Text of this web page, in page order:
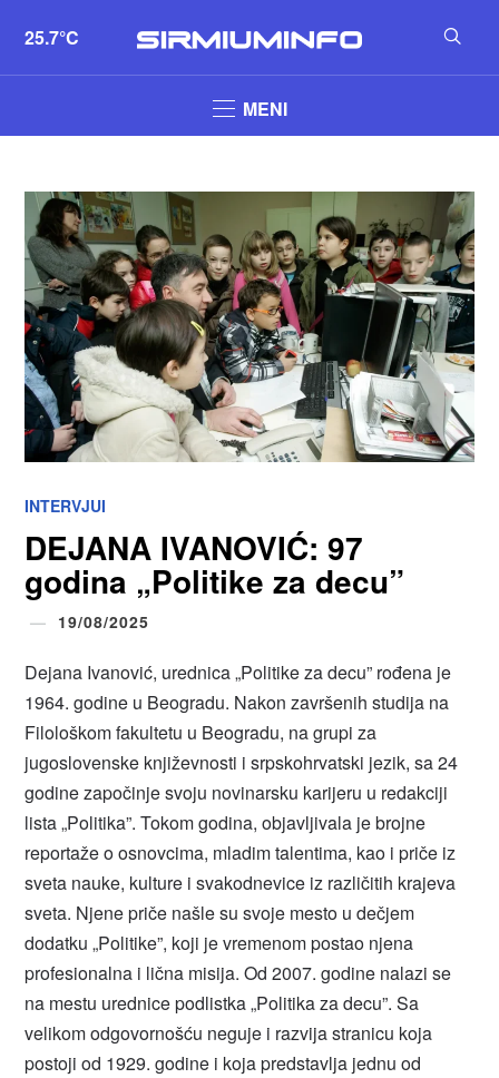
25.7°C
MENI
INTERVJUI
DEJANA IVANOVIĆ: 97
godina „Politike za decu”
19/08/2025
Dejana Ivanović, urednica „Politike za decu” rođena je
1964. godine u Beogradu. Nakon završenih studija na
Filološkom fakultetu u Beogradu, na grupi za
jugoslovenske književnosti i srpskohrvatski jezik, sa 24
godine započinje svoju novinarsku karijeru u redakciji
lista „Politika”. Tokom godina, objavljivala je brojne
reportaže o osnovcima, mladim talentima, kao i priče iz
sveta nauke, kulture i svakodnevice iz različitih krajeva
sveta. Njene priče našle su svoje mesto u dečjem
dodatku „Politike”, koji je vremenom postao njena
profesionalna i lična misija. Od 2007. godine nalazi se
na mestu urednice podlistka „Politika za decu”. Sa
velikom odgovornošću neguje i razvija stranicu koja
postoji od 1929. godine i koja predstavlja jednu od